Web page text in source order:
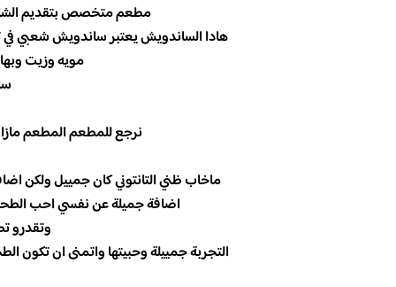
مطعم متخصص بتقديم
هادا الساندويش يعتبر ساندويش شعبي
مويه وزيت
نرجع للمطعم المطعم
ماخاب ظني التانتوني كان جمييل ولكن
اضافة جميلة عن نفسي احب الطحينة
وتقدرو
التجربة جمييلة وحبيتها واتمنى ان